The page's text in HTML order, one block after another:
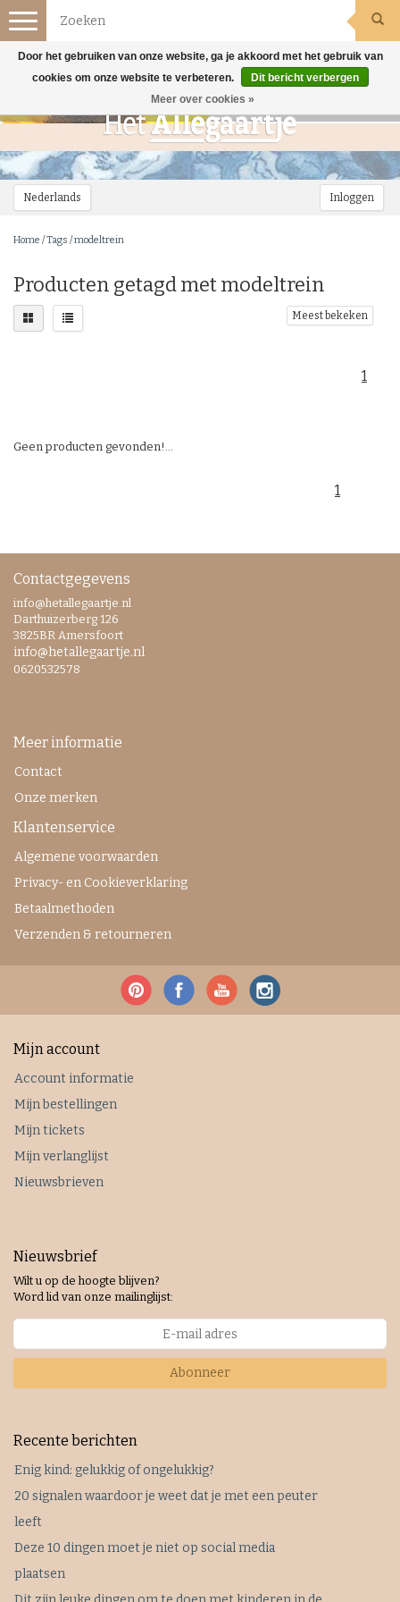
Nederlands Inloggen
Toggle
navigation
Home /Tags /modeltrein
Producten getagd met modeltrein
Meest bekeken
1
Geen producten gevonden!...
1
Contactgegevens
info@hetallegaartje.nl
Darthuizerberg 126
3825BR Amersfoort
info@hetallegaartje.nl
0620532578
Meer informatie
Contact
Onze merken
Klantenservice
Algemene voorwaarden
Privacy- en Cookieverklaring
Betaalmethoden
Verzenden & retourneren
Mijn account
Account informatie
Mijn bestellingen
Mijn tickets
Mijn verlanglijst
Nieuwsbrieven
Nieuwsbrief
Wilt u op de hoogte blijven?
Word lid van onze mailinglijst:
Abonneer
Recente berichten
Enig kind: gelukkig of ongelukkig?
20 signalen waardoor je weet dat je met een peuter
leeft
Deze 10 dingen moet je niet op social media
plaatsen
Door het gebruiken van onze website, ga je akkoord met het gebruik van
cookies om onze website te verbeteren.
Dit bericht verbergen
Meer over cookies »